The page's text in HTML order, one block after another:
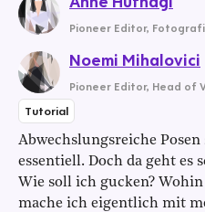
Pioneer Editor,
Noemi Mihalovici
Pioneer Editor, Head of
Tutorial
Abwechslungsreiche
essentiell. Doch da geht es
Wie soll ich gucken?
mache ich eigentlich mit